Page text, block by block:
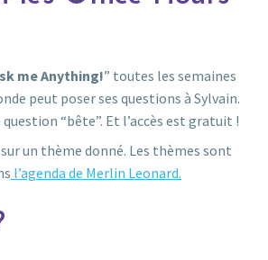
me Anything!” toutes les semaines
peut poser ses questions à Sylvain.
question “bête”. Et l’accès est gratuit !
un thème donné. Les thèmes sont
l’agenda de Merlin Leonard.